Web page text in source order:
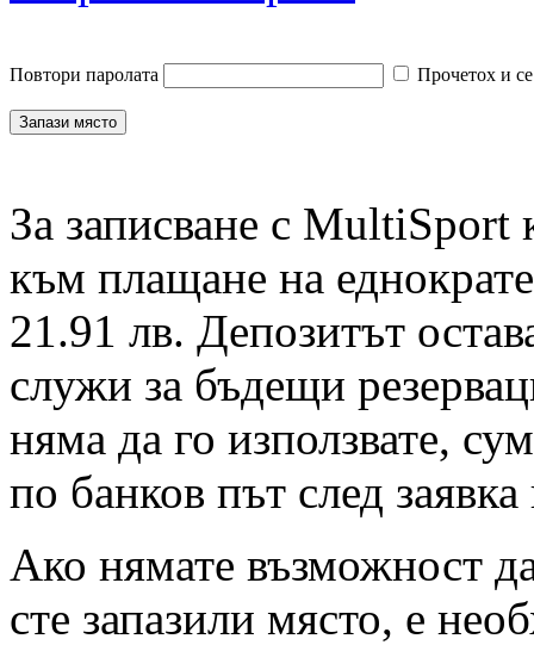
Повтори паролата Прочетох и
За записване с MultiSport
към плащане на
21.91 лв. Депозитът
служи за бъдещи
няма да го използвате,
по банков път след
Ако нямате възможност
сте запазили място, е